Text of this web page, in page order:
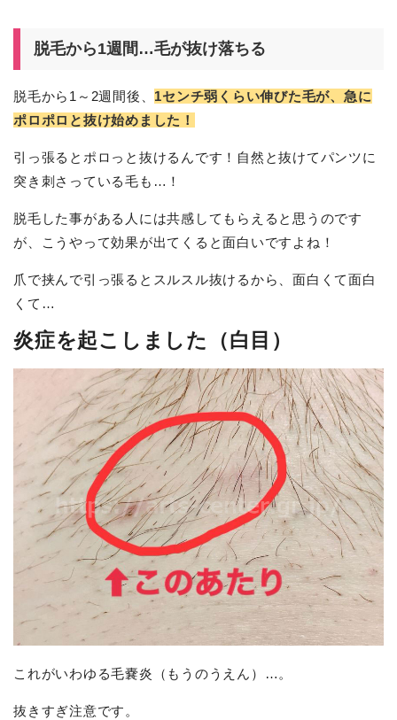
脱毛から1週間…毛が抜け落ちる
脱毛から1～2週間後、 1センチ弱くらい伸びた毛が、急に
ポロポロと抜け始めました！
引っ張るとポロっと抜けるんです！自然と抜けてパンツに
突き刺さっている毛も…！
脱毛した事がある人には共感してもらえると思うのです
が、こうやって効果が出てくると面白いですよね！
爪で挟んで引っ張るとスルスル抜けるから、面白くて面白
くて…
炎症を起こしました（白目）
これがいわゆる毛嚢炎（もうのうえん）…。
抜きすぎ注意です。